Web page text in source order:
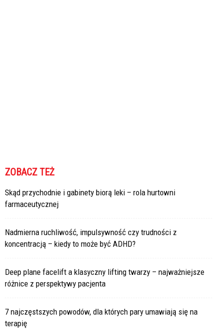
ZOBACZ TEŻ
Skąd przychodnie i gabinety biorą leki – rola hurtowni
farmaceutycznej
Nadmierna ruchliwość, impulsywność czy trudności z
koncentracją – kiedy to może być ADHD?
Deep plane facelift a klasyczny lifting twarzy – najważniejsze
różnice z perspektywy pacjenta
7 najczęstszych powodów, dla których pary umawiają się na
terapię